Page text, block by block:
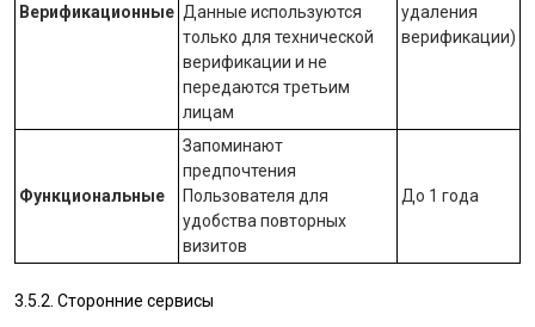
Верификационные Данные используются
только для технической
верификации и не
передаются третьим
лицам
удаления
верификации)
Функциональные
Запоминают
предпочтения
Пользователя для
удобства повторных
визитов
До 1 года
3.5.2. Сторонние сервисы